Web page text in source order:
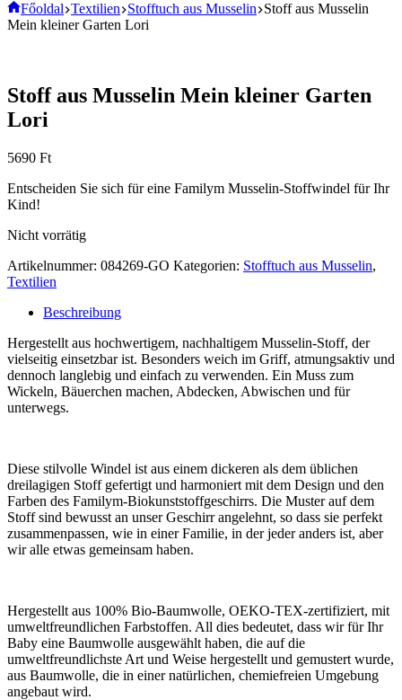
Főoldal Textilien Stofftuch aus Musselin Stoff aus Musselin
Mein kleiner Garten Lori
Stoff aus Musselin Mein kleiner Garten
Lori
5690 Ft
Entscheiden Sie sich für eine Familym Musselin-Stoffwindel für Ihr
Kind!
Nicht vorrätig
Artikelnummer: 084269-GO Kategorien: Stofftuch aus Musselin,
Textilien
Beschreibung
Hergestellt aus hochwertigem, nachhaltigem Musselin-Stoff, der
vielseitig einsetzbar ist. Besonders weich im Griff, atmungsaktiv und
dennoch langlebig und einfach zu verwenden. Ein Muss zum
Wickeln, Bäuerchen machen, Abdecken, Abwischen und für
unterwegs.
Diese stilvolle Windel ist aus einem dickeren als dem üblichen
dreilagigen Stoff gefertigt und harmoniert mit dem Design und den
Farben des Familym-Biokunststoffgeschirrs. Die Muster auf dem
Stoff sind bewusst an unser Geschirr angelehnt, so dass sie perfekt
zusammenpassen, wie in einer Familie, in der jeder anders ist, aber
wir alle etwas gemeinsam haben.
Hergestellt aus 100% Bio-Baumwolle, OEKO-TEX-zertifiziert, mit
umweltfreundlichen Farbstoffen. All dies bedeutet, dass wir für Ihr
Baby eine Baumwolle ausgewählt haben, die auf die
umweltfreundlichste Art und Weise hergestellt und gemustert wurde,
aus Baumwolle, die in einer natürlichen, chemiefreien Umgebung
angebaut wird.